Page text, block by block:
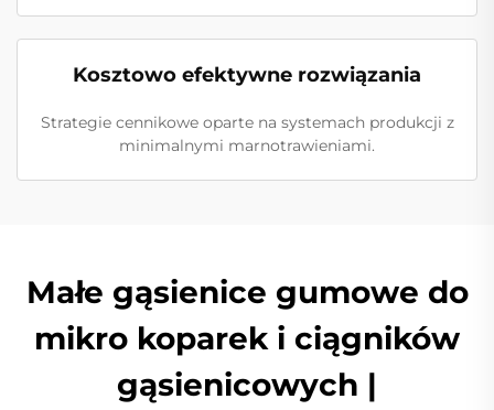
Kosztowo efektywne rozwiązania
Strategie cennikowe oparte na systemach produkcji z
minimalnymi marnotrawieniami.
Małe gąsienice gumowe do
mikro koparek i ciągników
gąsienicowych |